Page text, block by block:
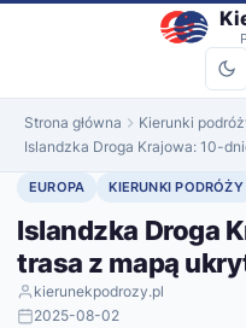
do
Strona główna Kierunki
Islandzka Droga Krajowa: 10-
EUROPA KIERUNKI PODRÓŻY
Islandzka Droga
trasa z mapą
kierunekpodrozy.pl
2025-08-02